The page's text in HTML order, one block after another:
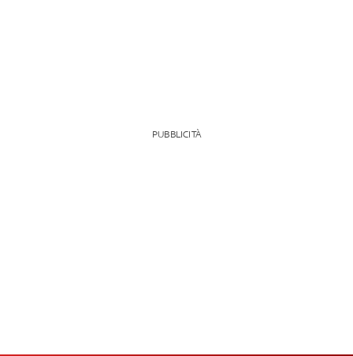
PUBBLICITÀ